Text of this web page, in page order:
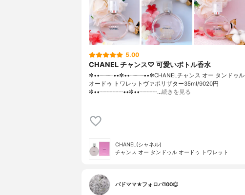
5.00
CHANEL チャンス♡ 可愛いボトル香水
✼••┈┈┈┈••✼••┈┈┈┈••✼CHANELチャンス オー タンドゥル
オードゥ トワレットヴァポリザター35ml/9020円
✼••┈┈┈┈••✼••┈┈┈…続きを見る
CHANEL(シャネル)
チャンス オー タンドゥル オードゥ トワレット
バドママ★フォロバ100◎